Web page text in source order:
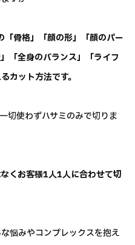
骨格」「顔の形」「顔のパー
「全身のバランス」「ライフ
カット方法です。
切使わずハサミのみで切りま
くお客様1人1人に合わせて切
悩みやコンプレックスを抱え